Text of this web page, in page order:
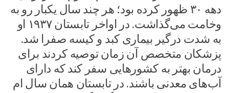
دهه ۳۰ ظهور کرده بود؛ هر چند سال یکبار رو به
وخامت می‌گذاشت. در اواخر تابستان ۱۹۳۷ او
به شدت درگیر بیماری کبد و کیسه صفرا شد.
پزشکان متخصص آن زمان توصیه کردند برای
درمان بهتر به کشورهایی سفر کند که دارای
آب‌های معدنی باشند. در تابستان همان سال ام